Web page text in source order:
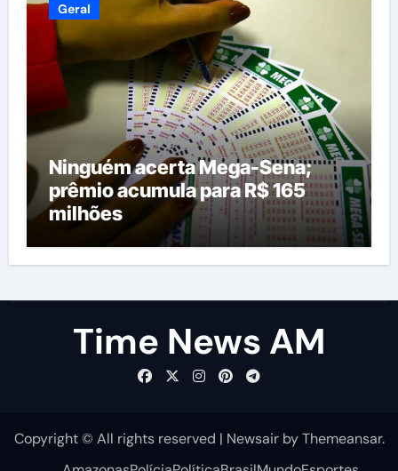
Geral
Ninguém acerta Mega-Sena;
prêmio acumula para R$ 165
milhões
Time News AM
Copyright © All rights reserved | NewsairbyThemeansar.